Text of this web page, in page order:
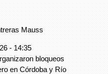
Mauss
- 14:35
bloqueos
en Córdoba y Río